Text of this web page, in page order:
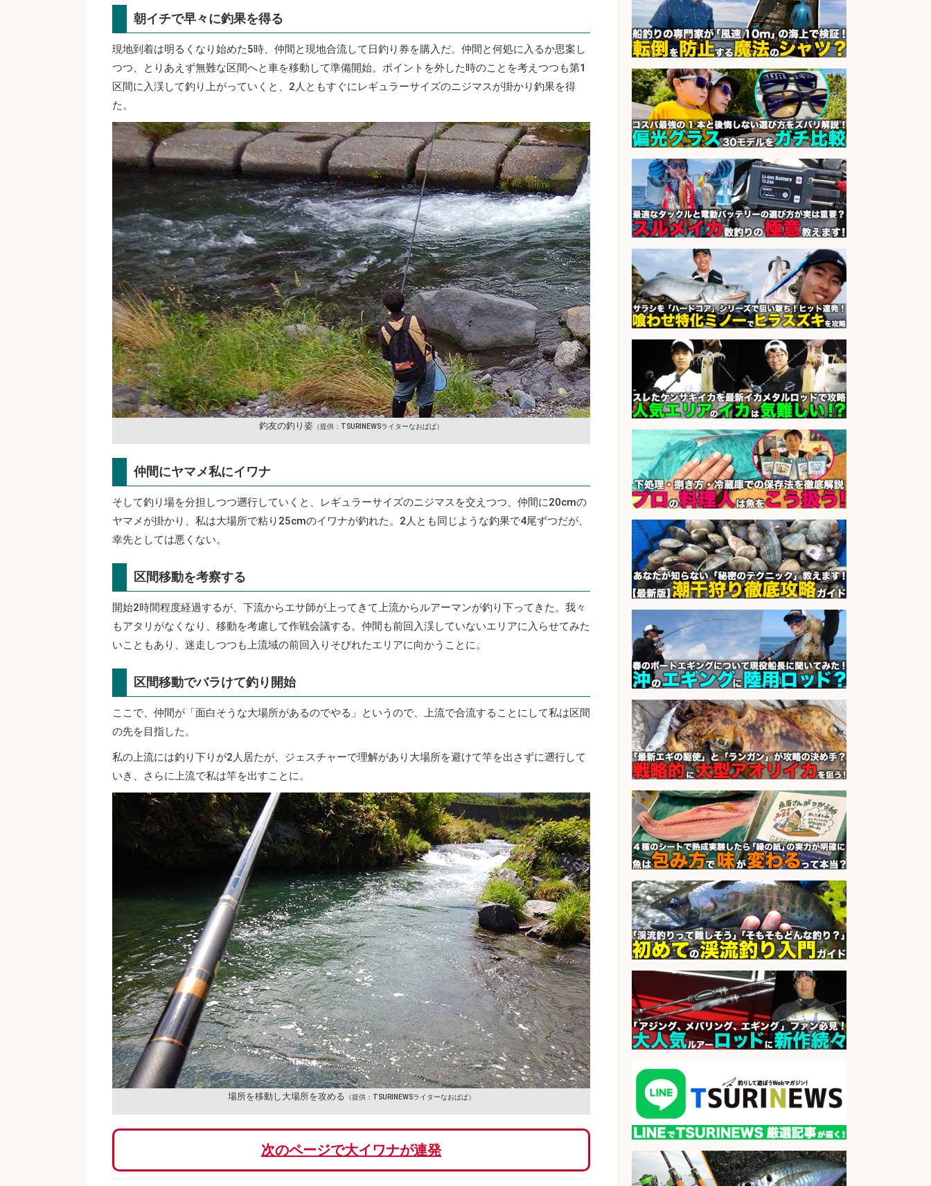
朝イチで早々に釣果を得る
現地到着は明るくなり始めた5時、仲間と現地合流して日釣り券を購入だ。仲間と何処に入るか思案し
つつ、とりあえず無難な区間へと車を移動して準備開始。ポイントを外した時のことを考えつつも第1
区間に入渓して釣り上がっていくと、2人ともすぐにレギュラーサイズのニジマスが掛かり釣果を得
た。
釣友の釣り姿 （提供：TSURINEWSライターなおぱぱ）
仲間にヤマメ私にイワナ
そして釣り場を分担しつつ遡行していくと、レギュラーサイズのニジマスを交えつつ、仲間に20cmの
ヤマメが掛かり、私は大場所で粘り25cmのイワナが釣れた。2人とも同じような釣果で4尾ずつだが、
幸先としては悪くない。
区間移動を考察する
開始2時間程度経過するが、下流からエサ師が上ってきて上流からルアーマンが釣り下ってきた。我々
もアタリがなくなり、移動を考慮して作戦会議する。仲間も前回入渓していないエリアに入らせてみた
いこともあり、迷走しつつも上流域の前回入りそびれたエリアに向かうことに。
区間移動でバラけて釣り開始
ここで、仲間が「面白そうな大場所があるのでやる」というので、上流で合流することにして私は区間
の先を目指した。
私の上流には釣り下りが2人居たが、ジェスチャーで理解があり大場所を避けて竿を出さずに遡行して
いき、さらに上流で私は竿を出すことに。
場所を移動し大場所を攻める （提供：TSURINEWSライターなおぱぱ）
次のページで大イワナが連発
魚の調理経験が活かせる「鮮魚加
工/食品工場スタッフ」
会社名 株式会社松屋フーズ
sponsored by 求人ボックス
EC事業責任者候補/飲食業界向け
SaaS企業「魚ぽち」/東証グロース
市場上場
会社名 株式会社フーディソン
sponsored by 求人ボックス